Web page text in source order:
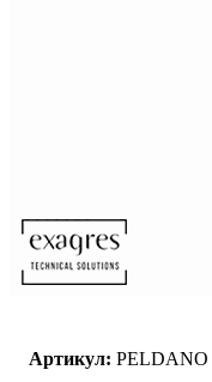
Артикул: PELDANO